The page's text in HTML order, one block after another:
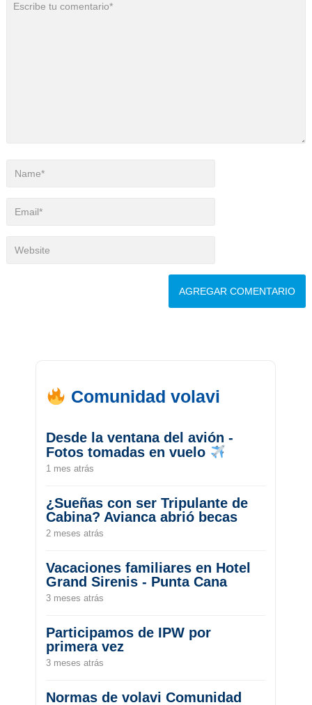
Comunidad volavi
Desde la ventana del avión -
Fotos tomadas en vuelo
1 mes atrás
¿Sueñas con ser Tripulante de
Cabina? Avianca abrió becas
2 meses atrás
Vacaciones familiares en Hotel
Grand Sirenis - Punta Cana
3 meses atrás
Participamos de IPW por
primera vez
3 meses atrás
Normas de volavi Comunidad